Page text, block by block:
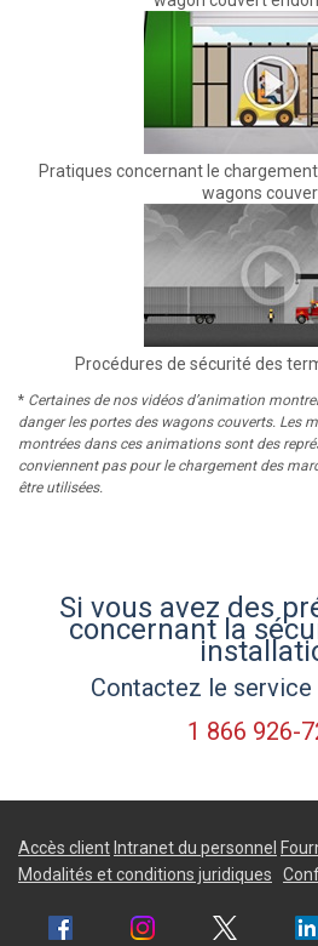
Pratiques concernant le
wagons
Procédures de sécurité des
* Certaines de nos vidéos d’animation
danger les portes des wagons couverts. Les
montrées dans ces animations sont des
conviennent pas pour le chargement des
être utilisées.
Si vous avez des
concernant la
Contactez le service
1 866 926-
Accès client Intranet du personnel
Modalités et conditions juridiques